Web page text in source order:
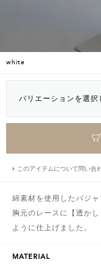
white
バリエーションを選択
このアイテムについて問い合
綿素材を使用したパジャ
胸元のレースに【透か
ように仕上げました。
MATERIAL